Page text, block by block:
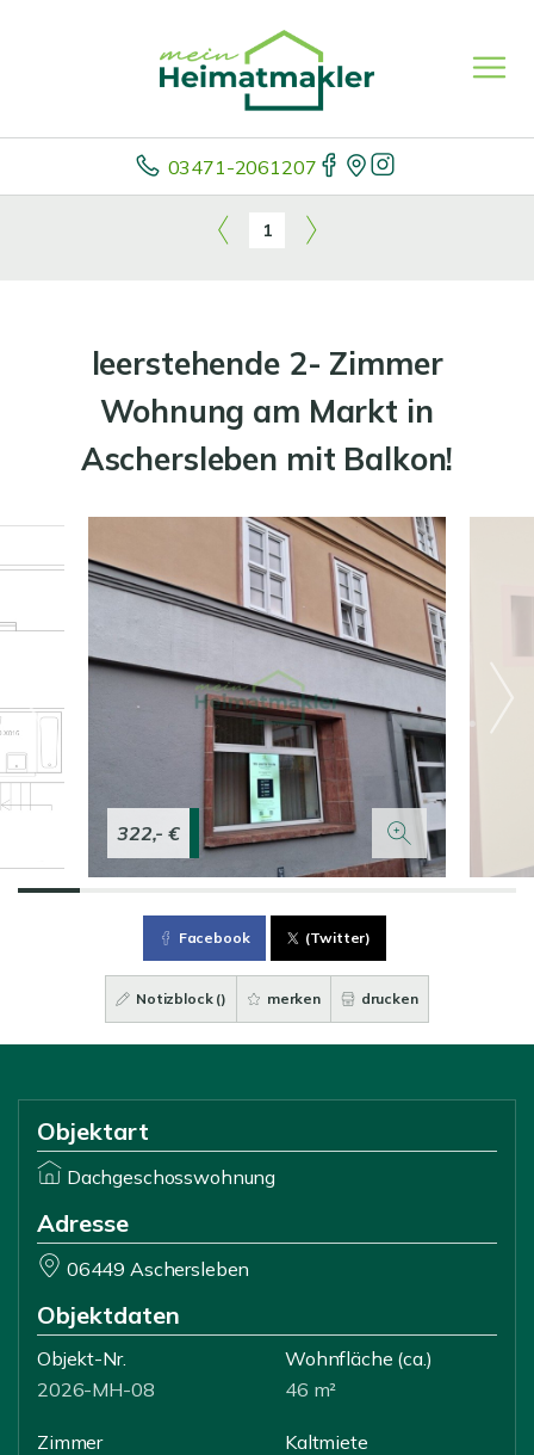
03471-2061207
1
leerstehende 2- Zimmer
Wohnung am Markt in
Aschersleben mit Balkon!
322,- €
Facebook (Twitter)
Notizblock () merken drucken
Objektart
Dachgeschosswohnung
Adresse
06449 Aschersleben
Objektdaten
Objekt-Nr.
2026-MH-08
Wohnfläche (ca.)
46 m²
Zimmer
Kaltmiete